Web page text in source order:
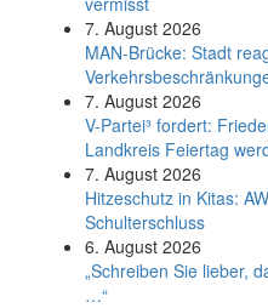
7. August 2026
MAN-Brücke: Stadt
7. August 2026
V-Partei­³ fordert:
Land­kreis Feier­tag
7. August 2026
Hitzeschutz in Kitas:
Schulterschluss
6. August 2026
„Schreiben Sie lieber,
…“